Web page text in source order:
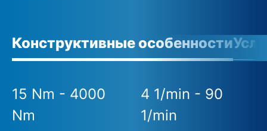
Конструктивные особенности
15 Nm - 4000
Nm
4 1/min - 90
1/min